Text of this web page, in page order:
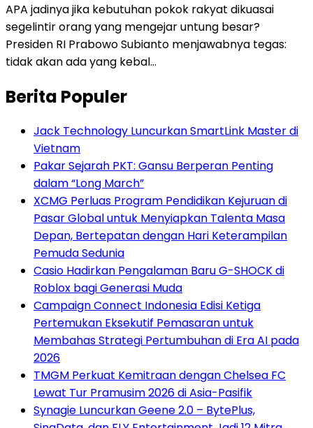
APA jadinya jika kebutuhan pokok rakyat dikuasai
segelintir orang yang mengejar untung besar?
Presiden RI Prabowo Subianto menjawabnya tegas:
tidak akan ada yang kebal…
Berita Populer
Jack Technology Luncurkan SmartLink Master di
Vietnam
Pakar Sejarah PKT: Gansu Berperan Penting
dalam “Long March”
XCMG Perluas Program Pendidikan Kejuruan di
Pasar Global untuk Menyiapkan Talenta Masa
Depan, Bertepatan dengan Hari Keterampilan
Pemuda Sedunia
Casio Hadirkan Pengalaman Baru G-SHOCK di
Roblox bagi Generasi Muda
Campaign Connect Indonesia Edisi Ketiga
Pertemukan Eksekutif Pemasaran untuk
Membahas Strategi Pertumbuhan di Era AI pada
2026
TMGM Perkuat Kemitraan dengan Chelsea FC
Lewat Tur Pramusim 2026 di Asia-Pasifik
Synagie Luncurkan Geene 2.0 – BytePlus,